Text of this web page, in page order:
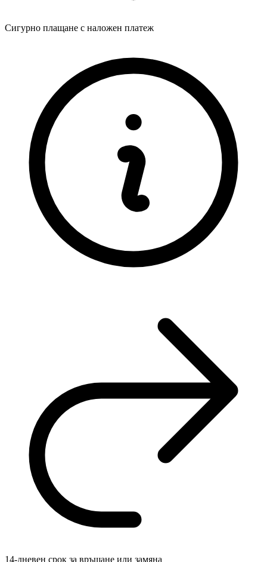
Сигурно плащане с наложен платеж
14-дневен срок за връщане или замяна